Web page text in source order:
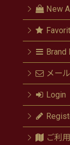
New
Brand
メー
Login
ご利